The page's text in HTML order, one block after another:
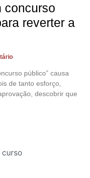
concurso
reverter a
público” causa
de tanto esforço,
descobrir que